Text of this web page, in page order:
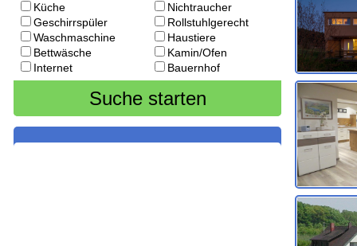
Küche
Geschirrspüler
Waschmaschine
Bettwäsche
Internet
Nichtraucher
Rollstuhlgerecht
Haustiere
Kamin/Ofen
Bauernhof